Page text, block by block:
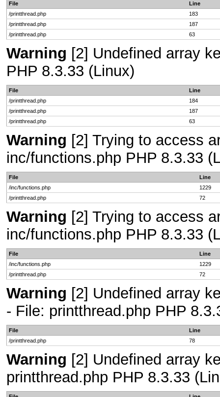
File
Line
/printthread.php
183
/printthread.php
187
/printthread.php
63
Warning [2] Undefined array
PHP 8.3.33 (Linux)
File
Line
/printthread.php
184
/printthread.php
187
/printthread.php
63
Warning [2] Trying to access
inc/functions.php PHP 8.3.33
File
Line
/inc/functions.php
1229
/printthread.php
72
Warning [2] Trying to access
inc/functions.php PHP 8.3.33
File
Line
/inc/functions.php
1229
/printthread.php
72
Warning [2] Undefined array
- File: printthread.php PHP
File
Line
/printthread.php
78
Warning [2] Undefined array
printthread.php PHP 8.3.33